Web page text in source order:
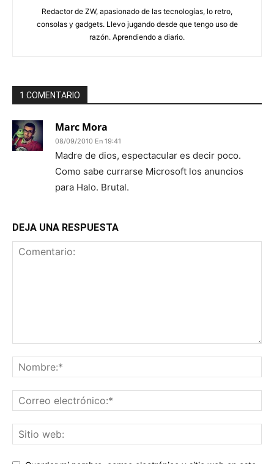
Redactor de ZW, apasionado de las tecnologías, lo retro,
consolas y gadgets. Llevo jugando desde que tengo uso de
razón. Aprendiendo a diario.
1 COMENTARIO
Marc Mora
08/09/2010 En 19:41
Madre de dios, espectacular es decir poco.
Como sabe currarse Microsoft los anuncios
para Halo. Brutal.
DEJA UNA RESPUESTA